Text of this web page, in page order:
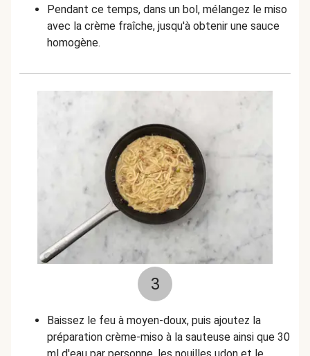
Pendant ce temps, dans un bol, mélangez le miso
avec la crème fraîche, jusqu'à obtenir une sauce
homogène.
3
Baissez le feu à moyen-doux, puis ajoutez la
préparation crème-miso à la sauteuse ainsi que 30